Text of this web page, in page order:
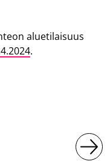
aluetilaisuus
.